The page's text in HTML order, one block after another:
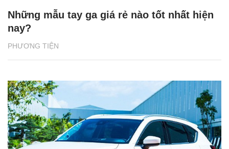
PHƯƠNG TIỆN
Những mẫu tay ga giá rẻ nào tốt nhất hiện
nay?